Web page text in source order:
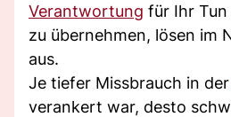
Verantwortung für Ihr
zu übernehmen, lösen im
aus.
Je tiefer Missbrauch in der
verankert war, desto